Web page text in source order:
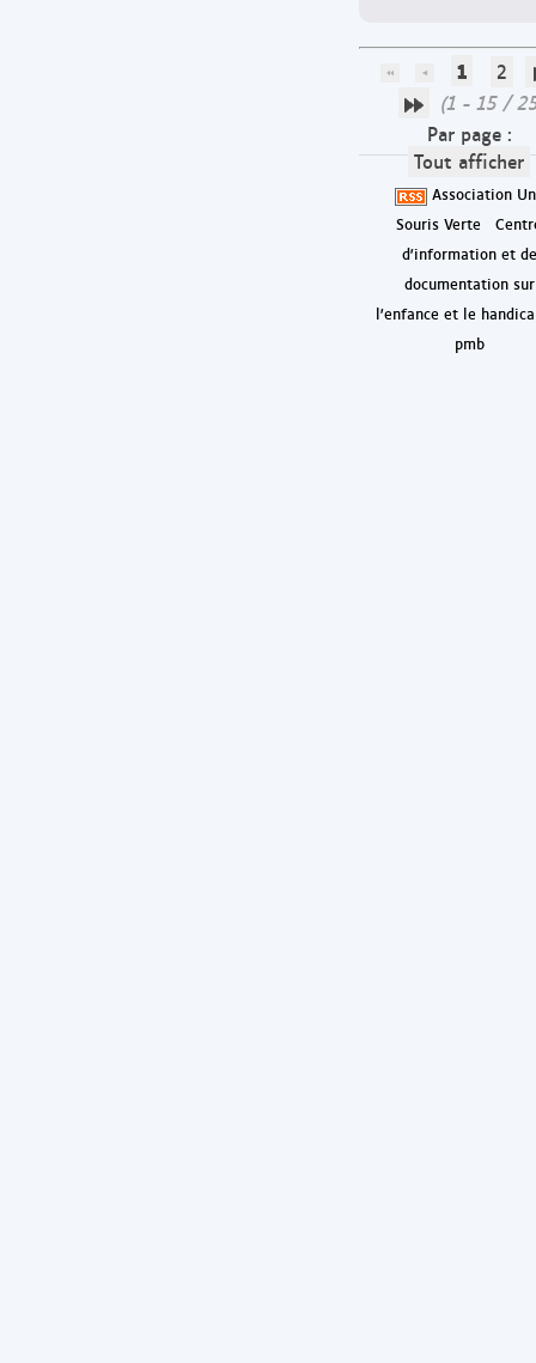
1
2
(1 - 15 /
Par page :
Tout afficher
Association
Souris Verte
d'information et de
documentation sur
l'enfance et le
pmb